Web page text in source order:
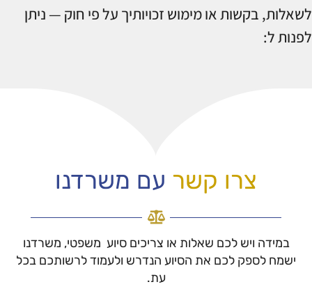
לשאלות, בקשות או מימוש זכויותיך על פי חוק — ניתן
לפנות ל:
צרו קשר עם משרדנו
במידה ויש לכם שאלות או צריכים סיוע משפטי, משרדנו
ישמח לספק לכם את הסיוע הנדרש ולעמוד לרשותכם בכל
עת.